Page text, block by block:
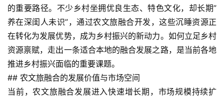
的重要路径。不少乡村坐拥优良生态、特色文化，却长期”
养在深闺人未识”，通过农文旅融合开发，这些沉睡资源正
在转化为发展优势，成为乡村振兴的新动力。如何立足乡村
资源禀赋，走出一条适合本地的融合发展之路，是当前各地
推进乡村振兴面临的重要课题。
## 农文旅融合的发展价值与市场空间
当前，农文旅融合发展进入快速增长期，市场规模持续扩